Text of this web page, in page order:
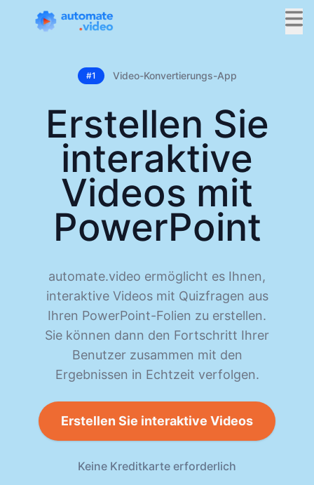
#1 Video-Konvertierungs-App
Erstellen Sie
interaktive
Videos mit
PowerPoint
automate.video ermöglicht es Ihnen,
interaktive Videos mit Quizfragen aus
Ihren PowerPoint-Folien zu erstellen.
Sie können dann den Fortschritt Ihrer
Benutzer zusammen mit den
Ergebnissen in Echtzeit verfolgen.
Erstellen Sie interaktive Videos
Keine Kreditkarte erforderlich